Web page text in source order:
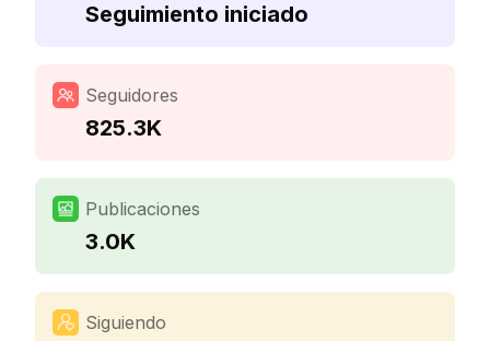
Seguimiento iniciado
Seguidores
825.3K
Publicaciones
3.0K
Siguiendo